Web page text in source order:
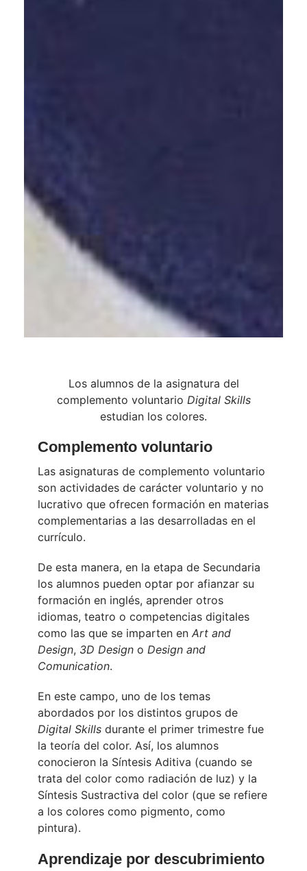
Los alumnos de la asignatura del
complemento voluntario Digital Skills
estudian los colores.
Complemento voluntario
Las asignaturas de complemento voluntario
son actividades de carácter voluntario y no
lucrativo que ofrecen formación en materias
complementarias a las desarrolladas en el
currículo.
De esta manera, en la etapa de Secundaria
los alumnos pueden optar por afianzar su
formación en inglés, aprender otros
idiomas, teatro o competencias digitales
como las que se imparten en Art and
Design, 3D Design o Design and
Comunication.
En este campo, uno de los temas
abordados por los distintos grupos de
Digital Skills durante el primer trimestre fue
la teoría del color. Así, los alumnos
conocieron la Síntesis Aditiva (cuando se
trata del color como radiación de luz) y la
Síntesis Sustractiva del color (que se refiere
a los colores como pigmento, como
pintura).
Aprendizaje por descubrimiento